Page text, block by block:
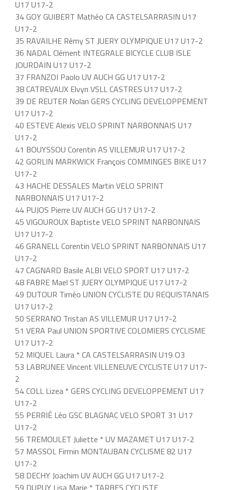
U17 U17-2
34 GOY GUIBERT Mathéo CA CASTELSARRASIN U17
U17-2
35 RAVAILHE Rémy ST JUERY OLYMPIQUE U17 U17-2
36 NADAL Clément INTEGRALE BICYCLE CLUB ISLE
JOURDAIN U17 U17-2
37 FRANZOI Paolo UV AUCH GG U17 U17-2
38 CATREVAUX Elvyn VSLL CASTRES U17 U17-2
39 DE REUTER Nolan GERS CYCLING DEVELOPPEMENT
U17 U17-2
40 ESTEVE Alexis VELO SPRINT NARBONNAIS U17
U17-2
41 BOUYSSOU Corentin AS VILLEMUR U17 U17-2
42 GORLIN MARKWICK François COMMINGES BIKE U17
U17-2
43 HACHE DESSALES Martin VELO SPRINT
NARBONNAIS U17 U17-2
44 PUJOS Pierre UV AUCH GG U17 U17-2
45 VIGOUROUX Baptiste VELO SPRINT NARBONNAIS
U17 U17-2
46 GRANELL Corentin VELO SPRINT NARBONNAIS U17
U17-2
47 CAGNARD Basile ALBI VELO SPORT U17 U17-2
48 FABRE Mael ST JUERY OLYMPIQUE U17 U17-2
49 DUTOUR Timéo UNION CYCLISTE DU REQUISTANAIS
U17 U17-2
50 SERRANO Tristan AS VILLEMUR U17 U17-2
51 VERA Paul UNION SPORTIVE COLOMIERS CYCLISME
U17 U17-2
52 MIQUEL Laura * CA CASTELSARRASIN U19 O3
53 LABRUNEE Vincent VILLENEUVE CYCLISTE U17 U17-
2
54 COLL Lizea * GERS CYCLING DEVELOPPEMENT U17
U17-2
55 PERRIÉ Léo GSC BLAGNAC VELO SPORT 31 U17
U17-2
56 TREMOULET Juliette * UV MAZAMET U17 U17-2
57 MASSOL Firmin MONTAUBAN CYCLISME 82 U17
U17-2
58 DECHY Joachim UV AUCH GG U17 U17-2
59 DUPUY Lisa Marie * TARBES CYCLISTE